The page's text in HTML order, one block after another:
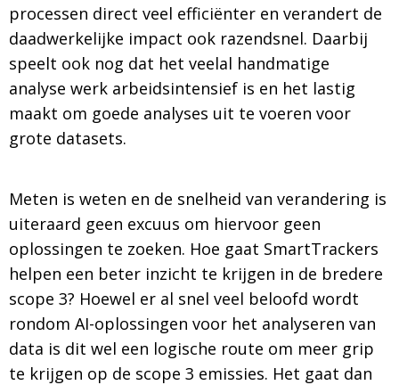
processen direct veel efficiënter en verandert de
daadwerkelijke impact ook razendsnel. Daarbij
speelt ook nog dat het veelal handmatige
analyse werk arbeidsintensief is en het lastig
maakt om goede analyses uit te voeren voor
grote datasets.
Meten is weten en de snelheid van verandering is
uiteraard geen excuus om hiervoor geen
oplossingen te zoeken. Hoe gaat SmartTrackers
helpen een beter inzicht te krijgen in de bredere
scope 3? Hoewel er al snel veel beloofd wordt
rondom AI-oplossingen voor het analyseren van
data is dit wel een logische route om meer grip
te krijgen op de scope 3 emissies. Het gaat dan